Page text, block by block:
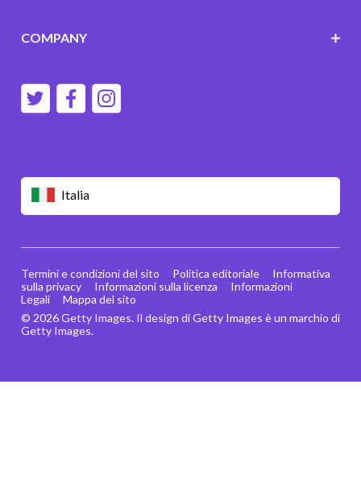
Italia
COMPANY
© 2026 Getty Images. Il design di Getty Images è un marchio di
Getty Images.
Termini e condizioni del sito Politica editoriale
Informativa
sulla privacy
Informazioni sulla licenza
Informazioni
Legali
Mappa del sito